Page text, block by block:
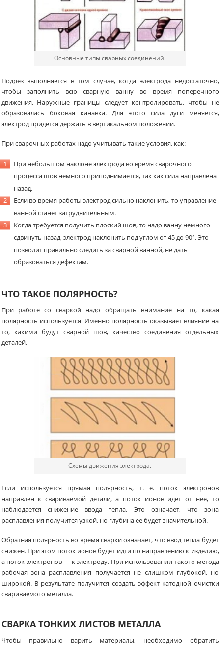
Основные типы сварных соединений.
Подрез выполняется в том случае, когда электрода недостаточно,
чтобы заполнить всю сварную ванну во время поперечного
движения. Наружные границы следует контролировать, чтобы не
образовалась боковая канавка. Для этого сила дуги меняется,
электрод придется держать в вертикальном положении.
При сварочных работах надо учитывать такие условия, как:
При небольшом наклоне электрода во время сварочного
процесса шов немного приподнимается, так как сила направлена
назад.
Если во время работы электрод сильно наклонить, то управление
ванной станет затруднительным.
Когда требуется получить плоский шов, то надо ванну немного
сдвинуть назад, электрод наклонить под углом от 45 до 90°. Это
позволит правильно следить за сварной ванной, не дать
образоваться дефектам.
ЧТО ТАКОЕ ПОЛЯРНОСТЬ?
При работе со сваркой надо обращать внимание на то, какая
полярность используется. Именно полярность оказывает влияние на
то, какими будут сварной шов, качество соединения отдельных
деталей.
Схемы движения электрода.
Если используется прямая полярность, т. е. поток электронов
направлен к свариваемой детали, а поток ионов идет от нее, то
наблюдается снижение ввода тепла. Это означает, что зона
расплавления получится узкой, но глубина ее будет значительной.
Обратная полярность во время сварки означает, что ввод тепла будет
снижен. При этом поток ионов будет идти по направлению к изделию,
а поток электронов — к электроду. При использовании такого метода
рабочая зона расплавления получается не слишком глубокой, но
широкой. В результате получится создать эффект катодной очистки
свариваемого металла.
СВАРКА ТОНКИХ ЛИСТОВ МЕТАЛЛА
Чтобы правильно варить материалы, необходимо обратить